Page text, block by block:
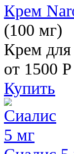
Крем
(100 мг)
Крем для
от 1500 Р
Купить